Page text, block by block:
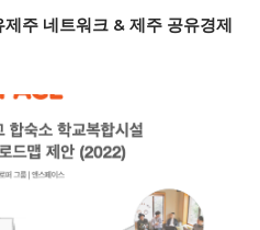
주 네트워크 & 제주 공유경제